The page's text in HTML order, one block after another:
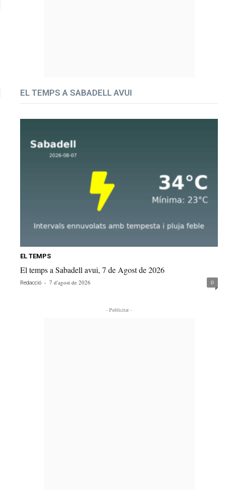
EL TEMPS A SABADELL AVUI
EL TEMPS
El temps a Sabadell avui, 7 de Agost de 2026
Redacció - 7 d'agost de 2026 0
- Publicitat -